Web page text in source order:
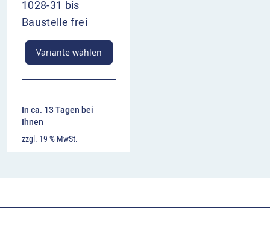
1028-31 bis
Baustelle frei
Variante wählen
In ca. 13 Tagen bei
Ihnen
zzgl. 19 % MwSt.